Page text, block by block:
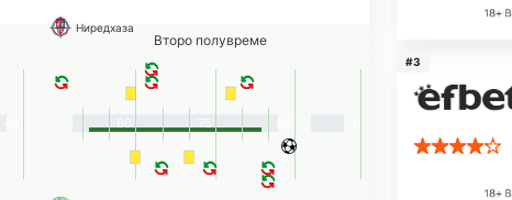
Ниредхаза
Второ полувреме
#3